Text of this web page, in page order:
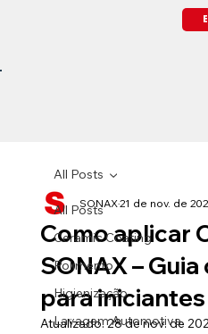
All Posts
Ceramic Coating
Polimento
Higienização
Lavagem Automotiva
All Posts
Como aplicar
SONAX –
para iniciantes
SONAX21 de nov. de
Atualizado:28 de nov. de